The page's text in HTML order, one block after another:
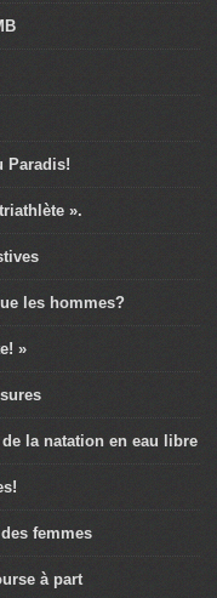
Paradis!
».
les hommes?
»
la natation en eau libre
femmes
à part